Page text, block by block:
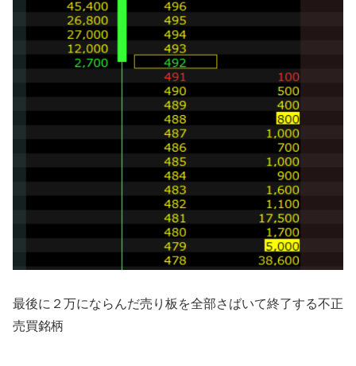
最後に２万にならんだ売り板を全部さばいて終了する不正
売買銘柄